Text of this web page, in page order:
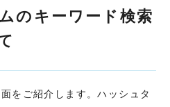
のキーワード検索
をご紹介します。ハッシュタ